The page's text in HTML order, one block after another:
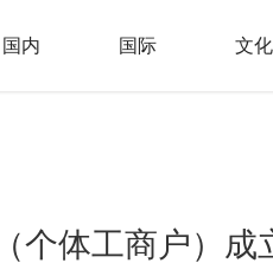
国内 国际 文化
个体工商户）成